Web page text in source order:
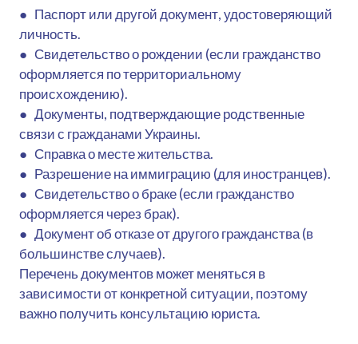
● Паспорт или другой документ, удостоверяющий
личность.
● Свидетельство о рождении (если гражданство
оформляется по территориальному
происхождению).
● Документы, подтверждающие родственные
связи с гражданами Украины.
● Справка о месте жительства.
● Разрешение на иммиграцию (для иностранцев).
● Свидетельство о браке (если гражданство
оформляется через брак).
● Документ об отказе от другого гражданства (в
большинстве случаев).
Перечень документов может меняться в
зависимости от конкретной ситуации, поэтому
важно получить консультацию юриста.